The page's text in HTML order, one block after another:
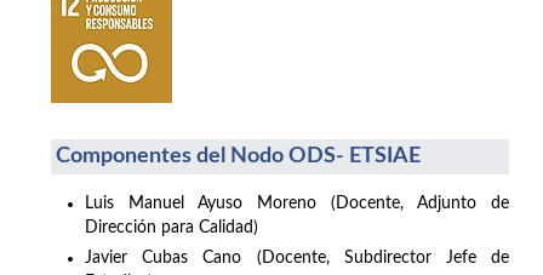
Componentes del Nodo ODS- ETSIAE
Luis Manuel Ayuso Moreno (Docente, Adjunto de
Dirección para Calidad)
Javier Cubas Cano (Docente, Subdirector Jefe de